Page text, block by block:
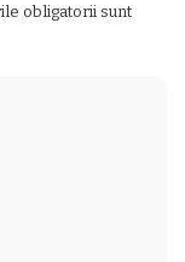
obligatorii sunt